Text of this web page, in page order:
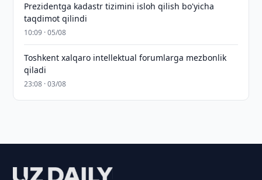
Prezidentga kadastr tizimini isloh qilish bo'yicha
taqdimot qilindi
10:09 · 05/08
Toshkent xalqaro intellektual forumlarga mezbonlik
qiladi
23:08 · 03/08